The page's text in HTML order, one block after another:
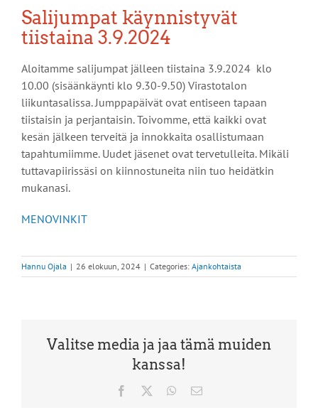
Salijumpat käynnistyvät
tiistaina 3.9.2024
Aloitamme salijumpat jälleen tiistaina 3.9.2024 klo
10.00 (sisäänkäynti klo 9.30-9.50) Virastotalon
liikuntasalissa. Jumppapäivät ovat entiseen tapaan
tiistaisin ja perjantaisin. Toivomme, että kaikki ovat
kesän jälkeen terveitä ja innokkaita osallistumaan
tapahtumiimme. Uudet jäsenet ovat tervetulleita. Mikäli
tuttavapiirissäsi on kiinnostuneita niin tuo heidätkin
mukanasi.
MENOVINKIT
Hannu Ojala | 26 elokuun, 2024 | Categories: Ajankohtaista
Valitse media ja jaa tämä muiden
kanssa!
Facebook WhatsAppSähköposti